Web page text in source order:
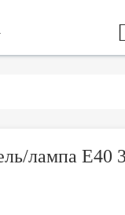
лампа Е40